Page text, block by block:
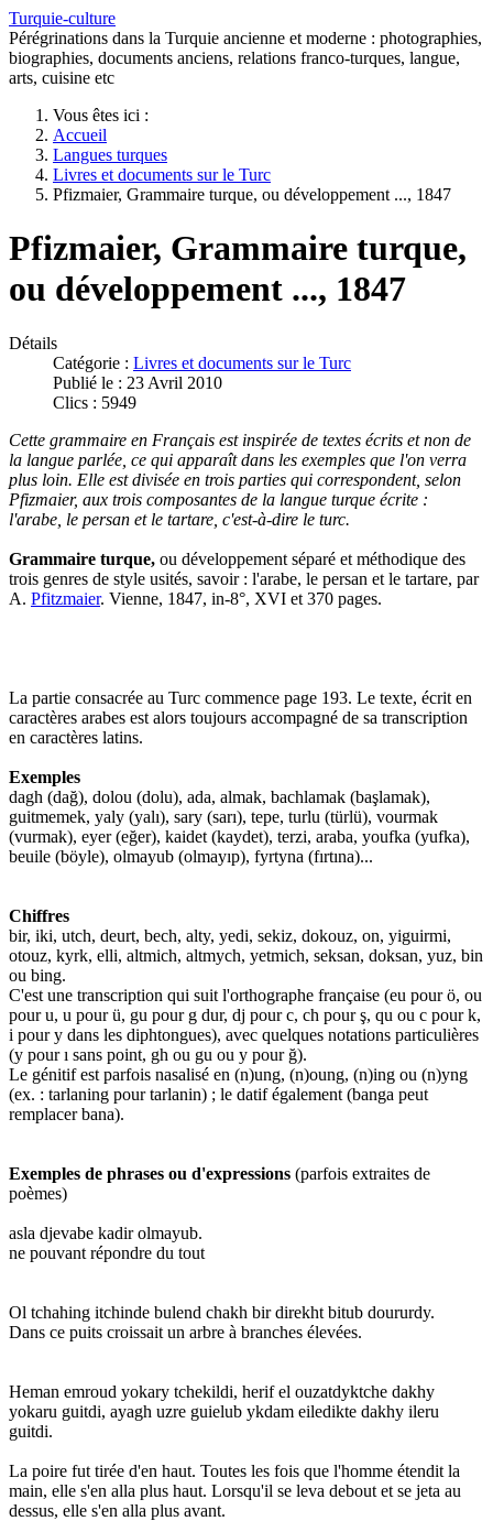
Turquie-culture
Pérégrinations dans la Turquie ancienne et moderne : photographies,
biographies, documents anciens, relations franco-turques, langue,
arts, cuisine etc
Vous êtes ici :
Accueil
Langues turques
Livres et documents sur le Turc
Pfizmaier, Grammaire turque, ou développement ..., 1847
Pfizmaier, Grammaire turque,
ou développement ..., 1847
Détails
Catégorie : Livres et documents sur le Turc
Publié le : 23 Avril 2010
Clics : 5949
Cette grammaire en Français est inspirée de textes écrits et non de
la langue parlée, ce qui apparaît dans les exemples que l'on verra
plus loin. Elle est divisée en trois parties qui correspondent, selon
Pfizmaier, aux trois composantes de la langue turque écrite :
l'arabe, le persan et le tartare, c'est-à-dire le turc.
Grammaire turque, ou développement séparé et méthodique des
trois genres de style usités, savoir : l'arabe, le persan et le tartare, par
A. Pfitzmaier. Vienne, 1847, in-8°, XVI et 370 pages.
La partie consacrée au Turc commence page 193. Le texte, écrit en
caractères arabes est alors toujours accompagné de sa transcription
en caractères latins.
Exemples
dagh (dağ), dolou (dolu), ada, almak, bachlamak (başlamak),
guitmemek, yaly (yalı), sary (sarı), tepe, turlu (türlü), vourmak
(vurmak), eyer (eğer), kaidet (kaydet), terzi, araba, youfka (yufka),
beuile (böyle), olmayub (olmayıp), fyrtyna (fırtına)...
Chiffres
bir, iki, utch, deurt, bech, alty, yedi, sekiz, dokouz, on, yiguirmi,
otouz, kyrk, elli, altmich, altmych, yetmich, seksan, doksan, yuz, bin
ou bing.
C'est une transcription qui suit l'orthographe française (eu pour ö, ou
pour u, u pour ü, gu pour g dur, dj pour c, ch pour ş, qu ou c pour k,
i pour y dans les diphtongues), avec quelques notations particulières
(y pour ı sans point, gh ou gu ou y pour ğ).
Le génitif est parfois nasalisé en (n)ung, (n)oung, (n)ing ou (n)yng
(ex. : tarlaning pour tarlanin) ; le datif également (banga peut
remplacer bana).
Exemples de phrases ou d'expressions (parfois extraites de
poèmes)
asla djevabe kadir olmayub.
ne pouvant répondre du tout
Ol tchahing itchinde bulend chakh bir direkht bitub doururdy.
Dans ce puits croissait un arbre à branches élevées.
Heman emroud yokary tchekildi, herif el ouzatdyktche dakhy
yokaru guitdi, ayagh uzre guielub ykdam eiledikte dakhy ileru
guitdi.
La poire fut tirée d'en haut. Toutes les fois que l'homme étendit la
main, elle s'en alla plus haut. Lorsqu'il se leva debout et se jeta au
dessus, elle s'en alla plus avant.